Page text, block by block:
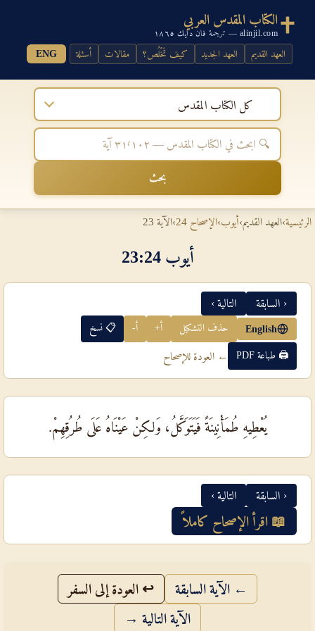
الكتاب المقدس العربي
alinjil.com — ترجمة فان دايك ١٨٦٥
العهد القديم العهد الجديد كيف تَخْلُص؟ مقالات أسئلة ENG
كل الكتاب المقدس
بحث
الرئيسية›العهد القديم›أيوب›الإصحاح 24 ›الآية 23
أيوب 24‏:‏23
‹ السابقة التالية ›
English حذف التشكيل أ+ أ- 📋 نسخ
🖨 طباعة PDF ← العودة للإصحاح
يُعْطِيهِ طُمَأْنِينَةً فَيَتَوَكَّلُ، وَلكِنْ عَيْنَاهُ عَلَى طُرُقِهِمْ.
‹ السابقة التالية ›
📖 اقرأ الإصحاح كاملاً
← الآية السابقة
↩ العودة إلى السفر
الآية التالية →